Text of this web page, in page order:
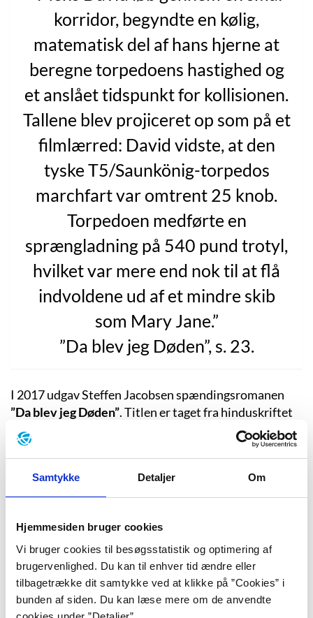
Samtykke Detaljer Om
Hjemmesiden bruger cookies
Vi bruger cookies til besøgsstatistik og optimering af
brugervenlighed. Du kan til enhver tid ændre eller
tilbagetrække dit samtykke ved at klikke på ”Cookies” i
bunden af siden. Du kan læse mere om de anvendte
korridor, begyndte en kølig,
matematisk del af hans hjerne at
beregne torpedoens hastighed og
et anslået tidspunkt for kollisionen.
Tallene blev projiceret op som på et
filmlærred: David vidste, at den
tyske T5/Saunkönig-torpedos
marchfart var omtrent 25 knob.
Torpedoen medførte en
sprængladning på 540 pund trotyl,
hvilket var mere end nok til at flå
indvoldene ud af et mindre skib
som Mary Jane.”
”Da blev jeg Døden”, s. 23.
I 2017 udgav Steffen Jacobsen spændingsromanen
”Da blev jeg Døden”. Titlen er taget fra hinduskriftet
Bhagavadgita: ”Da blev jeg Døden, ødelæggeren af
Verdener”, et citat som den videnskabelige direktør J.
første atomprøvesprængning i Muerto Ørkenen, New
Mexico d. 16. juli 1945. Det er denne begivenhed, som
historiefaktuelt sprog gennemgår teksten
omstændighederne omkring den første
atomprøvesprængning, der således indvarslede den
atomare æra.
Romanens omdrejningspunkt er den lille ørkenby Los